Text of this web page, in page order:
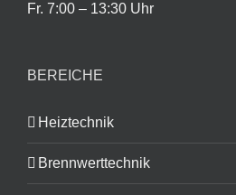
Fr. 7:00 – 13:30 Uhr
BEREICHE
Heiztechnik
Brennwerttechnik